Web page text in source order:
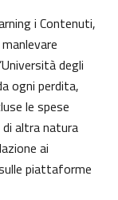
i Contenuti,
degli
ogni perdita,
le spese
altra natura
ai
piattaforme